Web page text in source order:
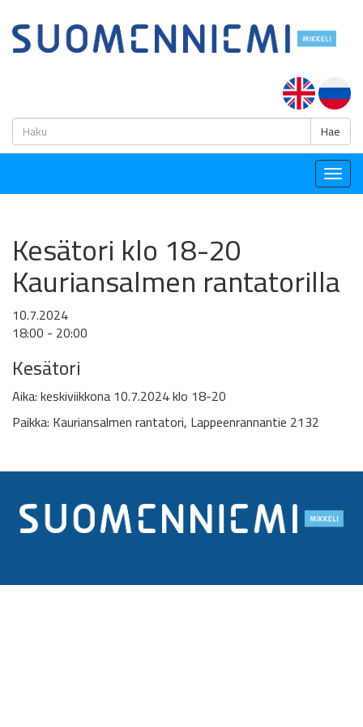
Hae
Kesätori klo 18-20
Kauriansalmen rantatorilla
10.7.2024
18:00 - 20:00
Kesätori
Aika: keskiviikkona 10.7.2024 klo 18-20
Paikka: Kauriansalmen rantatori, Lappeenrannantie 2132